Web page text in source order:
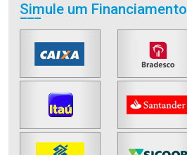
Simule um Financiamento